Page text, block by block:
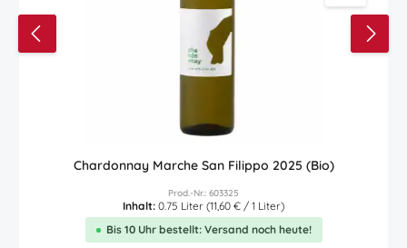
Chardonnay Marche San Filippo 2025 (Bio)
Prod.-Nr.: 603325
Inhalt: 0.75 Liter (11,60 € / 1 Liter)
Bis 10 Uhr bestellt: Versand noch heute!